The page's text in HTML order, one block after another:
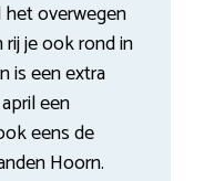
het overwegen
rij je ook rond in
is een extra
een
eens de
Hoorn.